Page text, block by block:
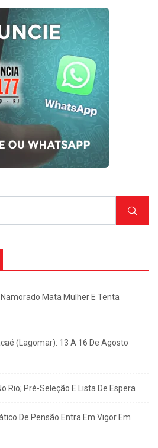
Mata Mulher E Tenta
(Lagomar): 13 A 16 De Agosto
Rio; Pré-Seleção E Lista De Espera
De Pensão Entra Em Vigor Em